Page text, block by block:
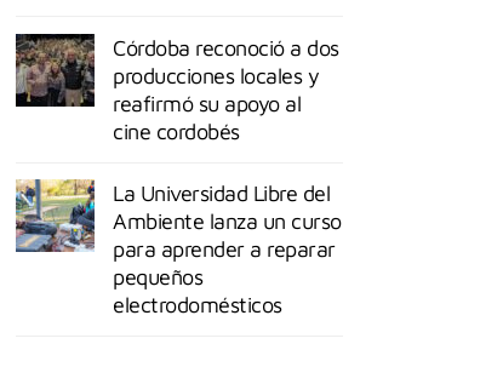
Córdoba reconoció a dos
producciones locales y
reafirmó su apoyo al
cine cordobés
La Universidad Libre del
Ambiente lanza un curso
para aprender a reparar
pequeños
electrodomésticos